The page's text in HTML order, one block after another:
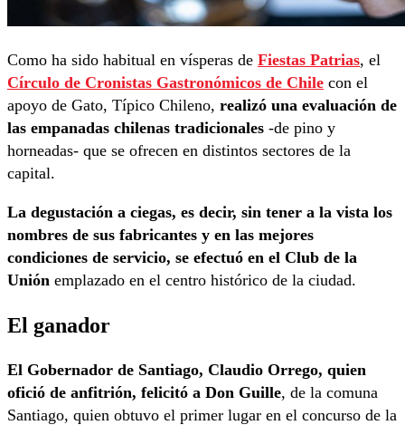
Como ha sido habitual en vísperas de Fiestas Patrias, el
Círculo de Cronistas Gastronómicos de Chile con el
apoyo de Gato, Típico Chileno, realizó una evaluación de
las empanadas chilenas tradicionales -de pino y
horneadas- que se ofrecen en distintos sectores de la
capital.
La degustación a ciegas, es decir, sin tener a la vista los
nombres de sus fabricantes y en las mejores
condiciones de servicio, se efectuó en el Club de la
Unión emplazado en el centro histórico de la ciudad.
El ganador
El Gobernador de Santiago, Claudio Orrego, quien
ofició de anfitrión, felicitó a Don Guille, de la comuna
Santiago, quien obtuvo el primer lugar en el concurso de la